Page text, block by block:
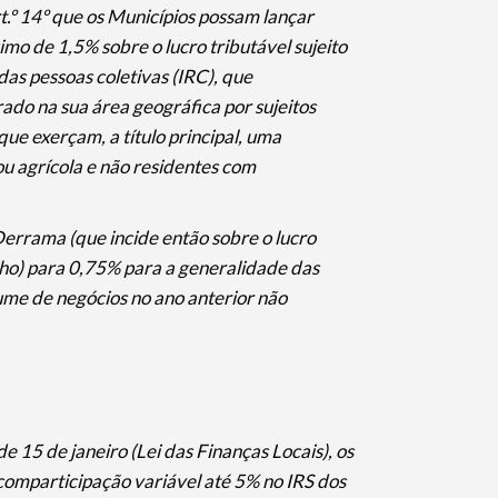
14º que os Municípios possam lançar
de 1,5% sobre o lucro tributável sujeito
pessoas coletivas (IRC), que
na sua área geográfica por sujeitos
exerçam, a título principal, uma
agrícola e não residentes com
(que incide então sobre o lucro
para 0,75% para a generalidade das
de negócios no ano anterior não
15 de janeiro (Lei das Finanças Locais), os
variável até 5% no IRS dos